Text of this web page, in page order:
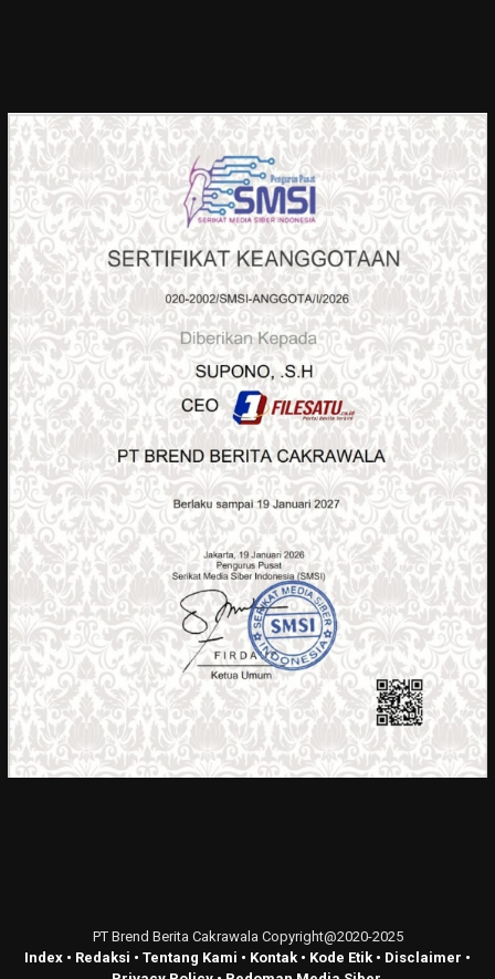
PT Brend Berita Cakrawala Copyright@2020-2025
Index • Redaksi • Tentang Kami • Kontak • Kode Etik • Disclaimer •